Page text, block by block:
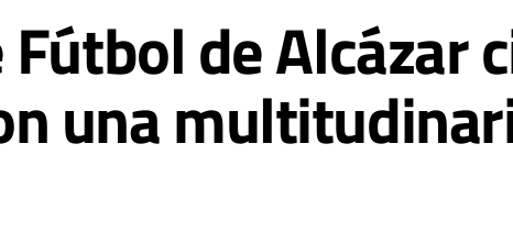
Fútbol de Alcázar
una